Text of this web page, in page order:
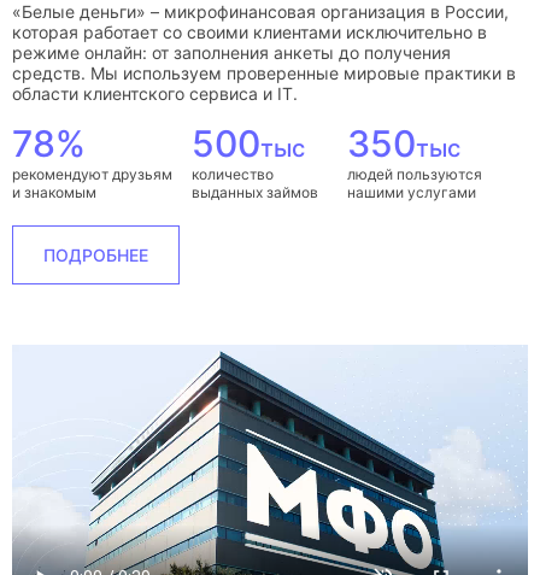
«Белые деньги» – микрофинансовая организация в России,
которая работает со своими клиентами исключительно в
режиме онлайн: от заполнения анкеты до получения
средств. Мы используем проверенные мировые практики в
области клиентского сервиса и IT.
78%
рекомендуют друзьям
и знакомым
500тыс
количество
выданных займов
350тыс
людей пользуются
нашими услугами
ПОДРОБНЕЕ